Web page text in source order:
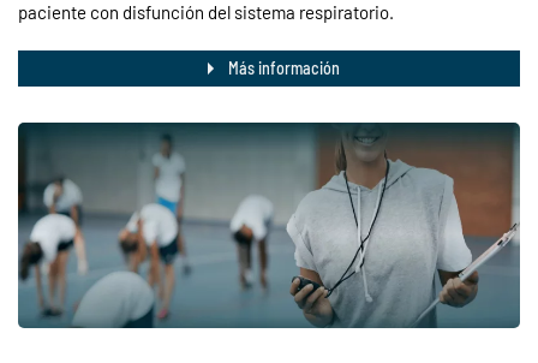
paciente con disfunción del sistema respiratorio.
Más información